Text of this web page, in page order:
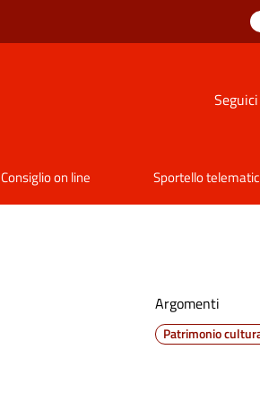
Consiglio on line Sportello
Argomenti
Patrimonio